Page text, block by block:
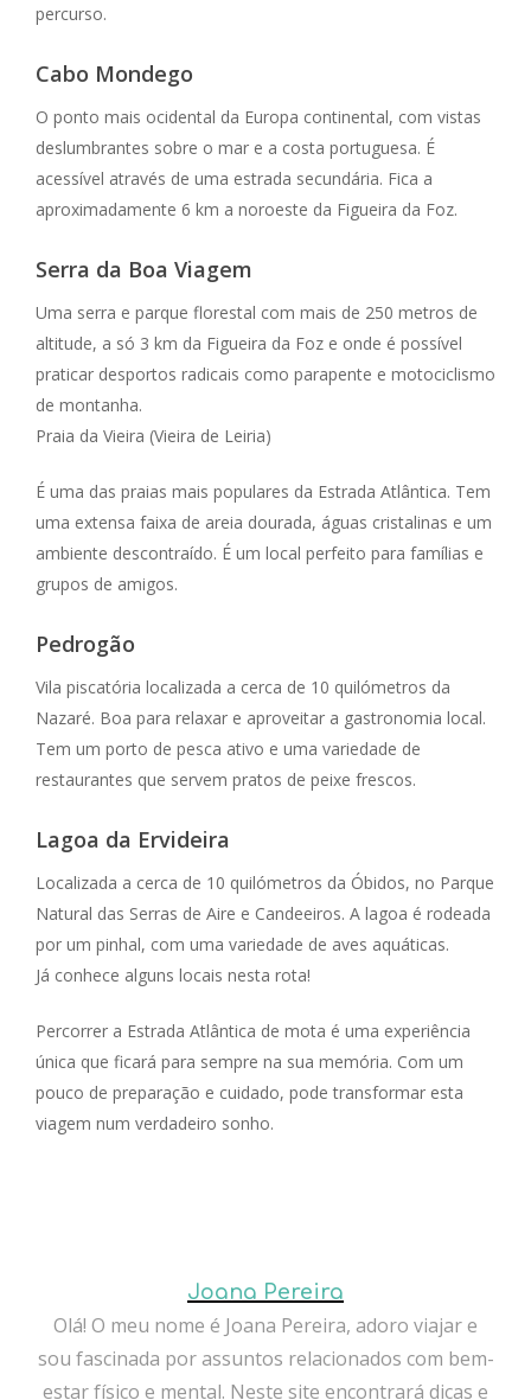
percurso.
Cabo Mondego
O ponto mais ocidental da Europa continental, com vistas
deslumbrantes sobre o mar e a costa portuguesa. É
acessível através de uma estrada secundária. Fica a
aproximadamente 6 km a noroeste da Figueira da Foz.
Serra da Boa Viagem
Uma serra e parque florestal com mais de 250 metros de
altitude, a só 3 km da Figueira da Foz e onde é possível
praticar desportos radicais como parapente e motociclismo
de montanha.
Praia da Vieira (Vieira de Leiria)
É uma das praias mais populares da Estrada Atlântica. Tem
uma extensa faixa de areia dourada, águas cristalinas e um
ambiente descontraído. É um local perfeito para famílias e
grupos de amigos.
Pedrogão
Vila piscatória localizada a cerca de 10 quilómetros da
Nazaré. Boa para relaxar e aproveitar a gastronomia local.
Tem um porto de pesca ativo e uma variedade de
restaurantes que servem pratos de peixe frescos.
Lagoa da Ervideira
Localizada a cerca de 10 quilómetros da Óbidos, no Parque
Natural das Serras de Aire e Candeeiros. A lagoa é rodeada
por um pinhal, com uma variedade de aves aquáticas.
Já conhece alguns locais nesta rota!
Percorrer a Estrada Atlântica de mota é uma experiência
única que ficará para sempre na sua memória. Com um
pouco de preparação e cuidado, pode transformar esta
viagem num verdadeiro sonho.
Joana Pereira
Olá! O meu nome é Joana Pereira, adoro viajar e
sou fascinada por assuntos relacionados com bem-
estar físico e mental. Neste site encontrará dicas e